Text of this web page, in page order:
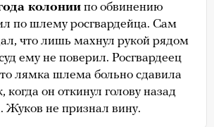
колонии по обвинению
по шлему росгвардейца. Сам
что лишь махнул рукой рядом
ему не поверил. Росгвардеец
лямка шлема больно сдавила
когда он откинул голову назад
Жуков не признал вину.